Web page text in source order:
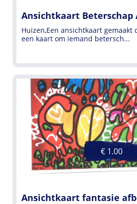
Ansichtkaart Beterschap
Huizen,Een ansichtkaart gemaakt
een kaart om iemand betersch...
Ansichtkaart fantasie
€ 1.00